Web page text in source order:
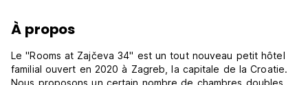
À propos
Le "Rooms at Zajčeva 34" est un tout nouveau petit hôtel
familial ouvert en 2020 à Zagreb, la capitale de la Croatie.
Nous proposons un certain nombre de chambres doubles